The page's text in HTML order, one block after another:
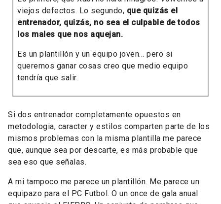
viejos defectos. Lo segundo, que quizás el
entrenador, quizás, no sea el culpable de todos
los males que nos aquejan.
Es un plantillón y un equipo joven... pero si
queremos ganar cosas creo que medio equipo
tendría que salir.
Si dos entrenador completamente opuestos en
metodologia, caracter y estilos comparten parte de los
mismos problemas con la misma plantilla me parece
que, aunque sea por descarte, es más probable que
sea eso que señalas.
A mi tampoco me parece un plantillón. Me parece un
equipazo para el PC Futbol. O un once de gala anual